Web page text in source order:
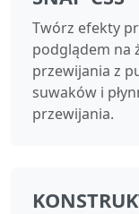
Twórz efekty
podglądem na
przewijania z
suwaków i
przewijania.